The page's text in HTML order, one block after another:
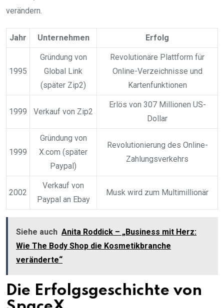
verändern.
Jahr Unternehmen Erfolg
1995
Gründung von
Global Link
(später Zip2)
Revolutionäre Plattform für
Online-Verzeichnisse und
Kartenfunktionen
1999 Verkauf von Zip2
Erlös von 307 Millionen US-
Dollar
1999
Gründung von
X.com (später
Paypal)
Revolutionierung des Online-
Zahlungsverkehrs
2002
Verkauf von
Paypal an Ebay
Musk wird zum Multimillionär
Siehe auch Anita Roddick – „Business mit Herz:
Wie The Body Shop die Kosmetikbranche
veränderte“
Die Erfolgsgeschichte von